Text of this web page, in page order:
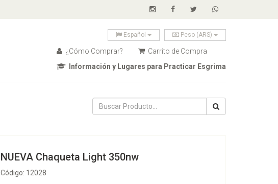
Español Peso (ARS)
¿Cómo Comprar?
Carrito de Compra
Información y Lugares para Practicar Esgrima
NUEVA Chaqueta Light 350nw
Código: 12028